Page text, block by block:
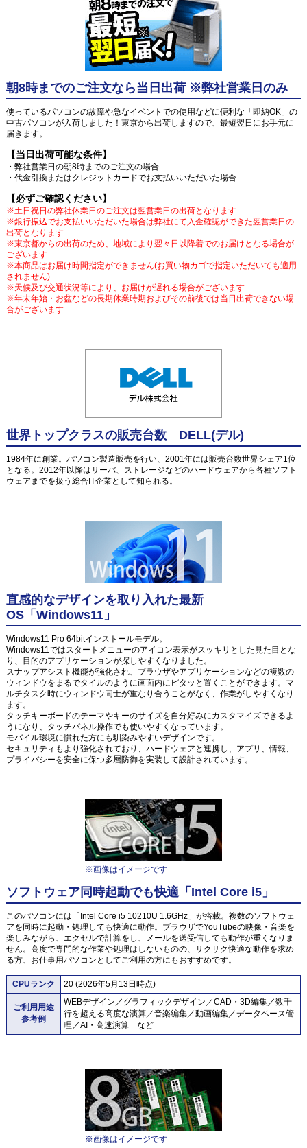
朝8時までのご注文なら当日出荷 ※弊社営業日のみ
使っているパソコンの故障や急なイベントでの使用などに便利な「即納OK」の
中古パソコンが入荷しました！東京から出荷しますので、最短翌日にお手元に
届きます。
【当日出荷可能な条件】
・弊社営業日の朝8時までのご注文の場合
・代金引換またはクレジットカードでお支払いいただいた場合
【必ずご確認ください】
※土日祝日の弊社休業日のご注文は翌営業日の出荷となります
※銀行振込でお支払いいただいた場合は弊社にて入金確認ができた翌営業日の
出荷となります
※東京都からの出荷のため、地域により翌々日以降着でのお届けとなる場合が
ございます
※本商品はお届け時間指定ができません(お買い物カゴで指定いただいても適用
されません)
※天候及び交通状況等により、お届けが遅れる場合がございます
※年末年始・お盆などの長期休業時期およびその前後では当日出荷できない場
合がございます
世界トップクラスの販売台数 DELL(デル)
1984年に創業。パソコン製造販売を行い、2001年には販売台数世界シェア1位
となる。2012年以降はサーバ、ストレージなどのハードウェアから各種ソフト
ウェアまでを扱う総合IT企業として知られる。
直感的なデザインを取り入れた最新
OS「Windows11」
Windows11 Pro 64bitインストールモデル。
Windows11ではスタートメニューのアイコン表示がスッキリとした見た目とな
り、目的のアプリケーションが探しやすくなりました。
スナップアシスト機能が強化され、ブラウザやアプリケーションなどの複数の
ウィンドウをまるでタイルのように画面内にピタッと置くことができます。マ
ルチタスク時にウィンドウ同士が重なり合うことがなく、作業がしやすくなり
ます。
タッチキーボードのテーマやキーのサイズを自分好みにカスタマイズできるよ
うになり、タッチパネル操作でも使いやすくなっています。
モバイル環境に慣れた方にも馴染みやすいデザインです。
セキュリティもより強化されており、ハードウェアと連携し、アプリ、情報、
プライバシーを安全に保つ多層防御を実装して設計されています。
※画像はイメージです
ソフトウェア同時起動でも快適「Intel Core i5」
このパソコンには「Intel Core i5 10210U 1.6GHz」が搭載。複数のソフトウェ
アを同時に起動・処理しても快適に動作。ブラウザでYouTubeの映像・音楽を
楽しみながら、エクセルで計算をし、メールを送受信しても動作が重くなりま
せん。高度で専門的な作業や処理はしないものの、サクサク快適な動作を求め
る方、お仕事用パソコンとしてご利用の方にもおすすめです。
CPUランク 20 (2026年5月13日時点)
ご利用用途
参考例
WEBデザイン／グラフィックデザイン／CAD・3D編集／数千
行を超える高度な演算／音楽編集／動画編集／データベース管
理／AI・高速演算 など
※画像はイメージです